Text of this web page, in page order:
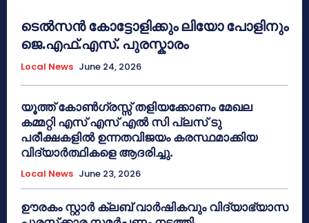
ടെൽസൻ കോട്ടോളിക്കും ലിയോ പോളിനും
ജെ.എഫ്.എസ്. പുരസ്കാരം
Local News June 24, 2026
യൂത്ത് കോൺഗ്രസ്സ് തളിയക്കോണം മേഖല
കമ്മറ്റി എസ് എസ് എൽ സി പ്ലസ് ടു
പരീക്ഷകളിൽ ഉന്നതവിജയം കരസ്ഥമാക്കിയ
വിദ്യാർത്ഥികളെ ആദരിച്ചു.
Local News June 23, 2026
ഊരകം സ്റ്റാർ ക്ലബ് വാർഷികവും വിദ്യാഭ്യാസ